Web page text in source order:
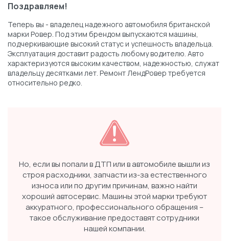
Поздравляем!
Теперь вы - владелец надежного автомобиля британской
марки Ровер. Под этим брендом выпускаются машины,
подчеркивающие высокий статус и успешность владельца.
Эксплуатация доставит радость любому водителю. Авто
характеризуются высоким качеством, надежностью, служат
владельцу десятками лет. Ремонт ЛендРовер требуется
относительно редко.
Но, если вы попали в ДТП или в автомобиле вышли из
строя расходники, запчасти из-за естественного
износа или по другим причинам, важно найти
хороший автосервис. Машины этой марки требуют
аккуратного, профессионального обращения –
такое обслуживание предоставят сотрудники
нашей компании.